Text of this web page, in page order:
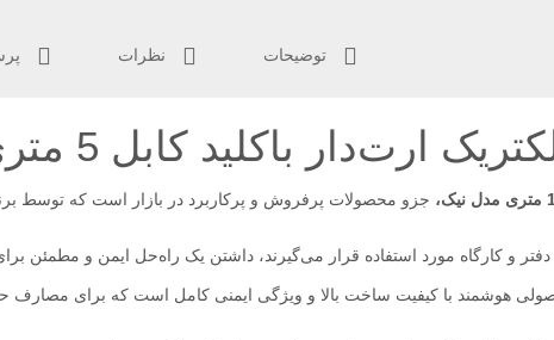
توضیحات نظرات
جزو محصولات پرفروش و پرکاربرد در بازار است که توسط